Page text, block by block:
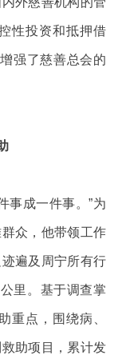
性投资和抵押借
强了慈善总会的
事成一件事。”为
众，他带领工作
遍及周宁所有行
里。基于调查掌
重点，围绕病、
助项目，累计发